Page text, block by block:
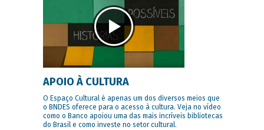
APOIO À CULTURA
O Espaço Cultural é apenas um dos diversos meios que
o BNDES oferece para o acesso à cultura. Veja no vídeo
como o Banco apoiou uma das mais incríveis bibliotecas
do Brasil e como investe no setor cultural.